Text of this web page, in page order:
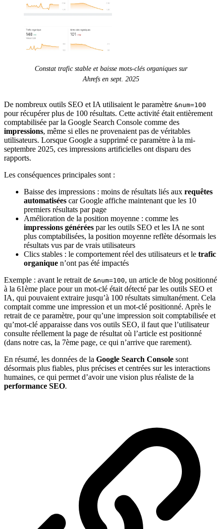
Constat trafic stable et baisse mots-clés organiques sur
Ahrefs en sept. 2025
De nombreux outils SEO et IA utilisaient le paramètre &num=100
pour récupérer plus de 100 résultats. Cette activité était entièrement
comptabilisée par la Google Search Console comme des
impressions, même si elles ne provenaient pas de véritables
utilisateurs. Lorsque Google a supprimé ce paramètre à la mi-
septembre 2025, ces impressions artificielles ont disparu des
rapports.
Les conséquences principales sont :
Baisse des impressions : moins de résultats liés aux requêtes
automatisées car Google affiche maintenant que les 10
premiers résultats par page
Amélioration de la position moyenne : comme les
impressions générées par les outils SEO et les IA ne sont
plus comptabilisées, la position moyenne reflète désormais les
résultats vus par de vrais utilisateurs
Clics stables : le comportement réel des utilisateurs et le trafic
organique n’ont pas été impactés
Exemple : avant le retrait de &num=100, un article de blog positionné
à la 61ème place pour un mot-clé était détecté par les outils SEO et
IA, qui pouvaient extraire jusqu’à 100 résultats simultanément. Cela
comptait comme une impression et un mot-clé positionné. Après le
retrait de ce paramètre, pour qu’une impression soit comptabilisée et
qu’mot-clé apparaisse dans vos outils SEO, il faut que l’utilisateur
consulte réellement la page de résultat où l’article est positionné
(dans notre cas, la 7ème page, ce qui n’arrive que rarement).
En résumé, les données de la Google Search Console sont
désormais plus fiables, plus précises et centrées sur les interactions
humaines, ce qui permet d’avoir une vision plus réaliste de la
performance SEO.